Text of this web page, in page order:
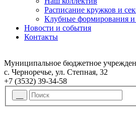
Расписание кружков и
Клубные формирования и
Новости и события
Контакты
Муниципальное бюджетное
с. Черноречье, ул. Степная, 32
+7 (3532) 39-34-58